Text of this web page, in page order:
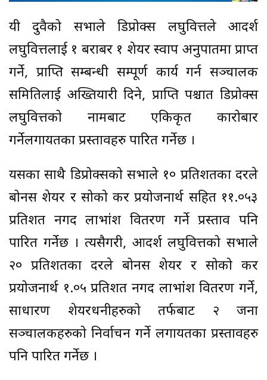
यी दुवैको सभाले डिप्रोक्स लघुवित्तले आदर्श
लघुवित्तलाई १ बराबर १ शेयर स्वाप अनुपातमा प्राप्त
गर्ने, प्राप्ति सम्बन्धी सम्पूर्ण कार्य गर्न सञ्चालक
समितिलाई अख्तियारी दिने, प्राप्ति पश्चात डिप्रोक्स
लघुवित्तको नामबाट एकिकृत कारोबार
गर्नेलगायतका प्रस्तावहरु पारित गर्नेछ ।
यसका साथै डिप्रोक्सको सभाले १० प्रतिशतका दरले
बोनस शेयर र सोको कर प्रयोजनार्थ सहित ११.०५३
प्रतिशत नगद लाभांश वितरण गर्ने प्रस्ताव पनि
पारित गर्नेछ । त्यसैगरी, आदर्श लघुवित्तको सभाले
२० प्रतिशतका दरले बोनस शेयर र सोको कर
प्रयोजनार्थ १.०५ प्रतिशत नगद लाभांंश वितरण गर्ने,
साधारण शेयरधनीहरुको तर्फबाट २ जना
सञ्चालकहरुको निर्वाचन गर्ने लगायतका प्रस्तावहरु
पनि पारित गर्नेछ ।